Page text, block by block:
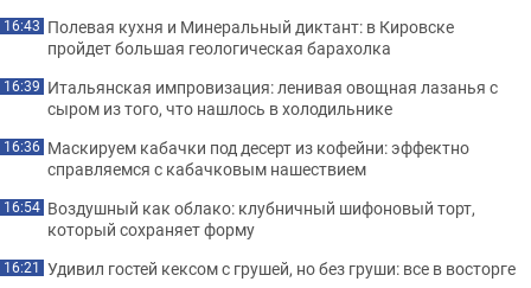
16:43 Полевая кухня и Минеральный диктант: в Кировске
пройдет большая геологическая барахолка
16:39 Итальянская импровизация: ленивая овощная лазанья с
сыром из того, что нашлось в холодильнике
16:36 Маскируем кабачки под десерт из кофейни: эффектно
справляемся с кабачковым нашествием
16:54 Воздушный как облако: клубничный шифоновый торт,
который сохраняет форму
16:21 Удивил гостей кексом с грушей, но без груши: все в восторге